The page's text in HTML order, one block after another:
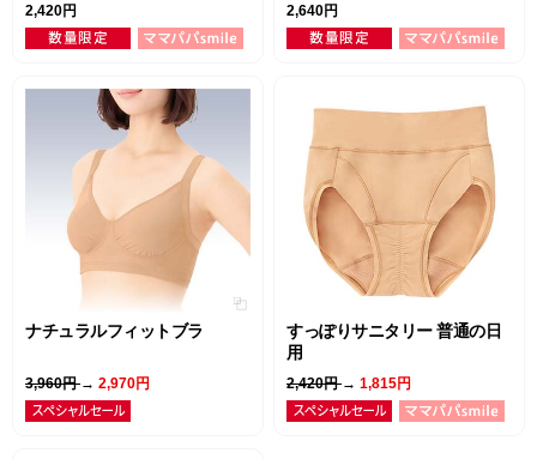
2,420円 2,640円
ナチュラルフィットブラ
3,960円 → 2,970円
すっぽりサニタリー 普通の日
用
2,420円 → 1,815円